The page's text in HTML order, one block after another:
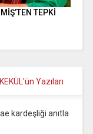
TEPKİ
Yazıları
kardeşliği anıtla